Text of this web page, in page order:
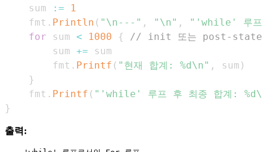
    sum
:=
1
    fmt
. Println ( "\n---" , "\n" ,
"'while' 루프
for sum < 1000 {
// init 또는 post-
        sum
+=
        fmt
. Printf ( "현재 합계: %d\n" , sum )
}
    fmt
. Printf ( "'while' 루프 후 최종 합계:
}
출력: